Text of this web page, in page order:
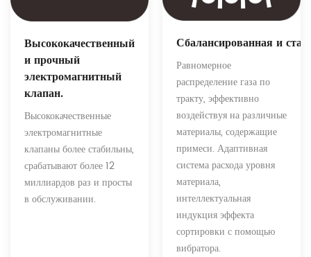
Высококачественный
и прочный
электромагнитный
клапан.
Высококачественные
электромагнитные
клапаны более стабильны,
срабатывают более 12
миллиардов раз и просты
в обслуживании.
Сбалансированная и
Равномерное
распределение газа по
тракту, эффективно
воздействуя на различные
материалы, содержащие
примеси. Адаптивная
система расхода уровня
материала,
интеллектуальная
индукция эффекта
сортировки с помощью
вибратора.